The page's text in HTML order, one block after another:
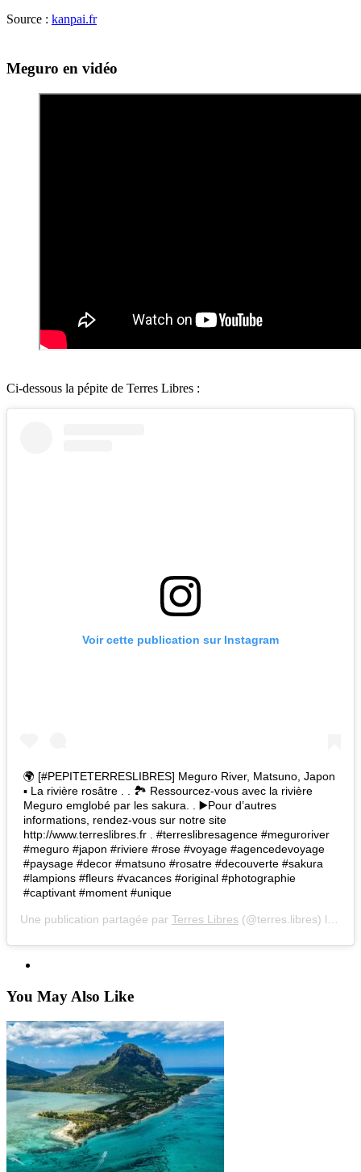
Source : kanpai.fr
Meguro en vidéo
Ci-dessous la pépite de Terres Libres :
Voir cette publication sur Instagram
🌍 [#PEPITETERRESLIBRES] Meguro River, Matsuno, Japon
▪ La rivière rosâtre . . 🏞 Ressourcez-vous avec la rivière
Meguro emglobé par les sakura. . ▶Pour d’autres
informations, rendez-vous sur notre site
http://www.terreslibres.fr . #terreslibresagence #meguroriver
#meguro #japon #riviere #rose #voyage #agencedevoyage
#paysage #decor #matsuno #rosatre #decouverte #sakura
#lampions #fleurs #vacances #original #photographie
#captivant #moment #unique
Une publication partagée par Terres Libres (@terres.libres) le
You May Also Like